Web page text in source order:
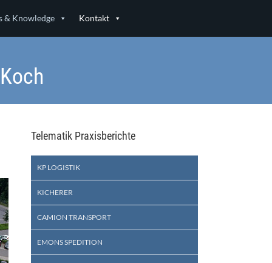
& Knowledge Kontakt
Telematik Praxisberichte
KP LOGISTIK
KICHERER
CAMION TRANSPORT
EMONS SPEDITION